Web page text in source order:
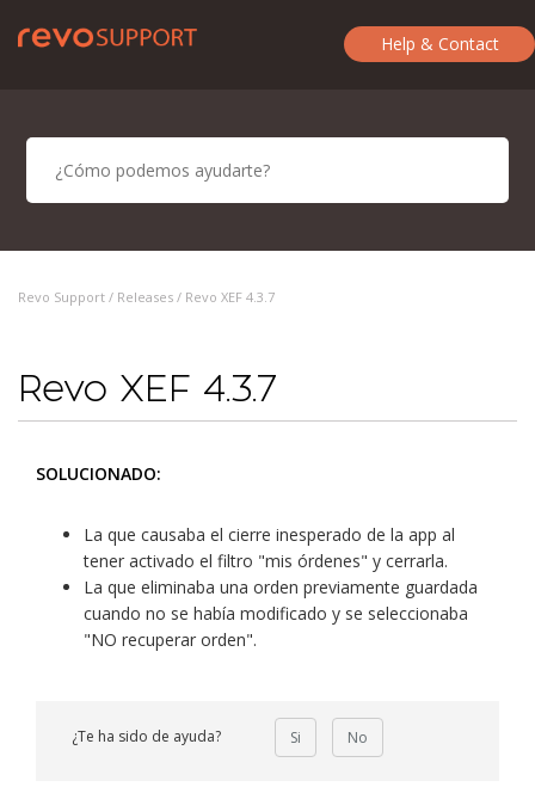
Help & Contact
Revo Support / Releases / Revo XEF 4.3.7
Revo XEF 4.3.7
SOLUCIONADO:
La que causaba el cierre inesperado de la app al
tener activado el filtro "mis órdenes" y cerrarla.
La que eliminaba una orden previamente guardada
cuando no se había modificado y se seleccionaba
"NO recuperar orden".
¿Te ha sido de ayuda? Si No